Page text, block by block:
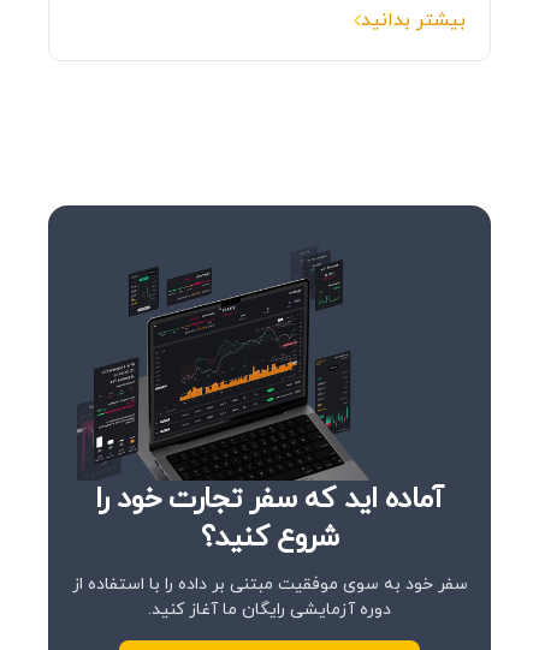
بیشتر بدانید
آماده‌ اید که سفر تجارت خود را
شروع کنید؟
سفر خود به سوی موفقیت مبتنی بر داده را با استفاده از
دوره آزمایشی رایگان ما آغاز کنید.